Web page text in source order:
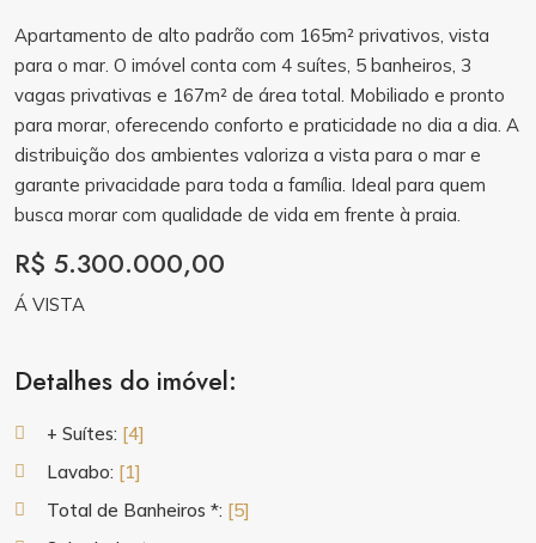
Apartamento de alto padrão com 165m² privativos, vista
para o mar. O imóvel conta com 4 suítes, 5 banheiros, 3
vagas privativas e 167m² de área total. Mobiliado e pronto
para morar, oferecendo conforto e praticidade no dia a dia. A
distribuição dos ambientes valoriza a vista para o mar e
garante privacidade para toda a família. Ideal para quem
busca morar com qualidade de vida em frente à praia.
R$ 5.300.000,00
Á VISTA
Detalhes do imóvel:
+ Suítes: [4]
Lavabo: [1]
Total de Banheiros *: [5]